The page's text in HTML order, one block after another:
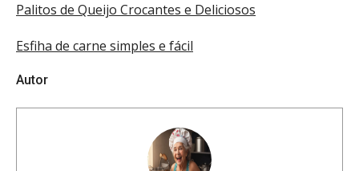
Palitos de Queijo Crocantes e Deliciosos
Esfiha de carne simples e fácil
Autor